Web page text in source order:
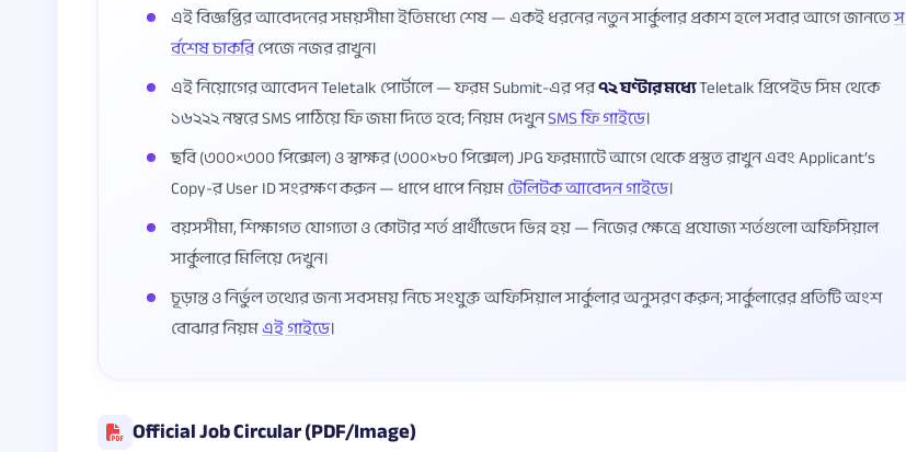
এই বিজ্ঞপ্তির আবেদনের সময়সীমা ইতিমধ্যে শেষ — একই ধরনের নতুন সার্কুলার প্রকাশ হলে সবার আগে জানতেস
র্বশেষ চাকরিপেজে নজর রাখুন।
এই নিয়োগের আবেদন Teletalk পোর্টালে — ফরম Submit-এর পর৭২ ঘণ্টার মধ্যেTeletalk প্রিপেইড সিম থেকে
১৬২২২ নম্বরে SMS পাঠিয়ে ফি জমা দিতে হবে; নিয়ম দেখুনSMS ফি গাইডে।
ছবি (৩০০×৩০০ পিক্সেল) ও স্বাক্ষর (৩০০×৮০ পিক্সেল) JPG ফরম্যাটে আগে থেকে প্রস্তুত রাখুন এবং Applicant’s
Copy-র User ID সংরক্ষণ করুন — ধাপে ধাপে নিয়মটেলিটক আবেদন গাইডে।
বয়সসীমা, শিক্ষাগত যোগ্যতা ও কোটার শর্ত প্রার্থীভেদে ভিন্ন হয় — নিজের ক্ষেত্রে প্রযোজ্য শর্তগুলো অফিসিয়াল
সার্কুলারে মিলিয়ে দেখুন।
চূড়ান্ত ও নির্ভুল তথ্যের জন্য সবসময় নিচে সংযুক্ত অফিসিয়াল সার্কুলার অনুসরণ করুন; সার্কুলারের প্রতিটি অংশ
বোঝার নিয়মএই গাইডে।
Official Job Circular (PDF/Image)